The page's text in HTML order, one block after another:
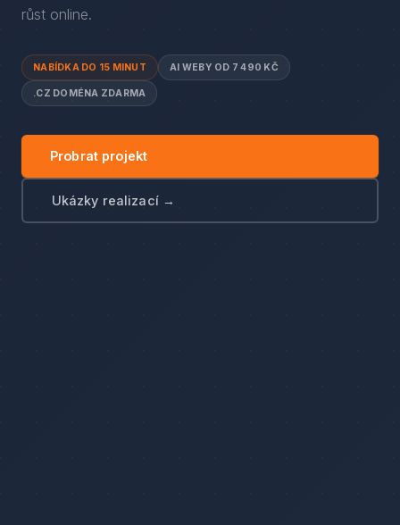
růst online.
NABÍDKA DO 15 MINUT AI WEBY OD 7 490 KČ
.CZ DOMÉNA ZDARMA
Probrat projekt
Ukázky realizací →